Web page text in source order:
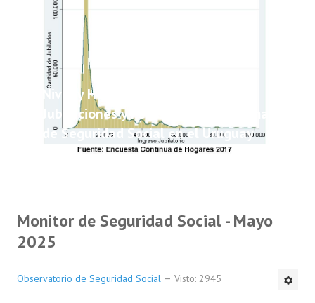
Nivel y Heterogeneidad de las
Jubilaciones y Pensiones del Sistema
de Seguridad Social en el Uruguay
Monitor de Seguridad Social - Mayo
2025
Observatorio de Seguridad Social Visto: 2945